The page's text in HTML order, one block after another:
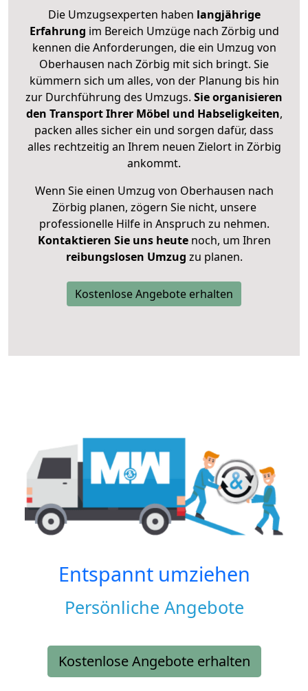
Die Umzugsexperten haben langjährige
Erfahrung im Bereich Umzüge nach Zörbig und
kennen die Anforderungen, die ein Umzug von
Oberhausen nach Zörbig mit sich bringt. Sie
kümmern sich um alles, von der Planung bis hin
zur Durchführung des Umzugs. Sie organisieren
den Transport Ihrer Möbel und Habseligkeiten,
packen alles sicher ein und sorgen dafür, dass
alles rechtzeitig an Ihrem neuen Zielort in Zörbig
ankommt.
Wenn Sie einen Umzug von Oberhausen nach
Zörbig planen, zögern Sie nicht, unsere
professionelle Hilfe in Anspruch zu nehmen.
Kontaktieren Sie uns heutenoch, um Ihren
reibungslosen Umzug zu planen.
Kostenlose Angebote erhalten
Entspannt umziehen
Persönliche Angebote
Kostenlose Angebote erhalten